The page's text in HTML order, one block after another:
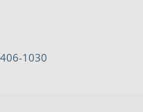
1030